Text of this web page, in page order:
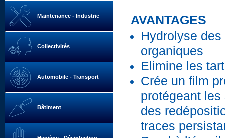
Maintenance - Industrie
Collectivités
Automobile - Transport
Bâtiment
AVANTAGES
Hydrolyse
organiques
Elimine les
Crée un film
protégeant
des
traces